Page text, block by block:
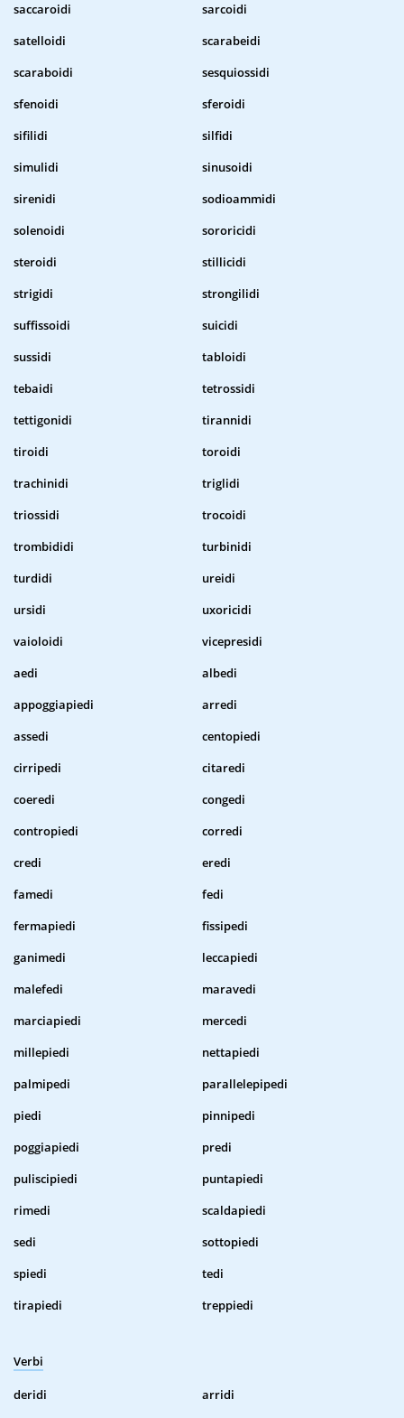
saccaroidi
sarcoidi
satelloidi
scarabeidi
scaraboidi
sesquiossidi
sfenoidi
sferoidi
sifilidi
silfidi
simulidi
sinusoidi
sirenidi
sodioammidi
solenoidi
sororicidi
steroidi
stillicidi
strigidi
strongilidi
suffissoidi
suicidi
sussidi
tabloidi
tebaidi
tetrossidi
tettigonidi
tirannidi
tiroidi
toroidi
trachinidi
triglidi
triossidi
trocoidi
trombididi
turbinidi
turdidi
ureidi
ursidi
uxoricidi
vaioloidi
vicepresidi
aedi
albedi
appoggiapiedi
arredi
assedi
centopiedi
cirripedi
citaredi
coeredi
congedi
contropiedi
corredi
credi
eredi
famedi
fedi
fermapiedi
fissipedi
ganimedi
leccapiedi
malefedi
maravedi
marciapiedi
mercedi
millepiedi
nettapiedi
palmipedi
parallelepipedi
piedi
pinnipedi
poggiapiedi
predi
puliscipiedi
puntapiedi
rimedi
scaldapiedi
sedi
sottopiedi
spiedi
tedi
tirapiedi
treppiedi
Verbi
deridi arridi